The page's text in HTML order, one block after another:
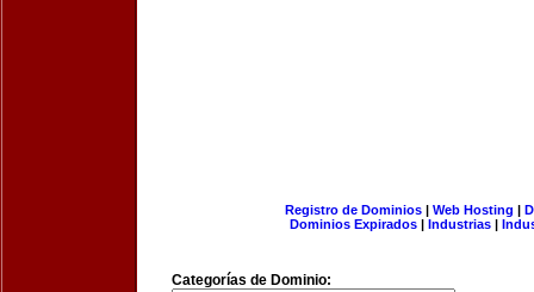
Registro de Dominios| Web Hosting |
Dominios Expirados | Industrias |
Categorías de Dominio: